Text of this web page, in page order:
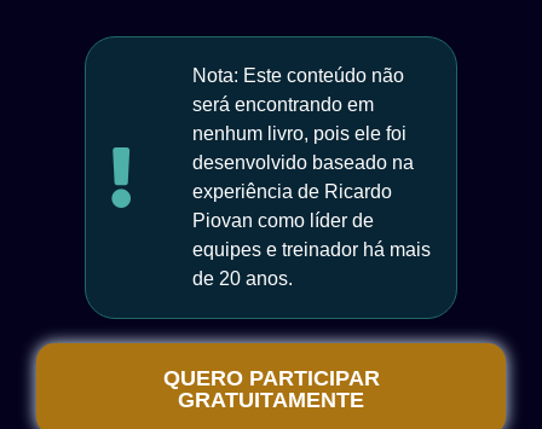
Nota: Este conteúdo não
será encontrando em
nenhum livro, pois ele foi
desenvolvido baseado na
experiência de Ricardo
Piovan como líder de
equipes e treinador há mais
de 20 anos.
QUERO PARTICIPAR
GRATUITAMENTE